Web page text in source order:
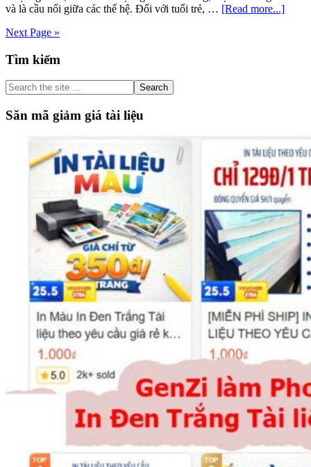
và là cầu nối giữa các thế hệ. Đối với tuổi trẻ, … [Read more...]about
văn
học
đối
với
tuổi
trẻ
Văn
12
Cánh
diều
tập
1
Next Page »
Primary
Sidebar
Tìm kiếm
Search
the
site
...
Săn mã giảm giá tài liệu